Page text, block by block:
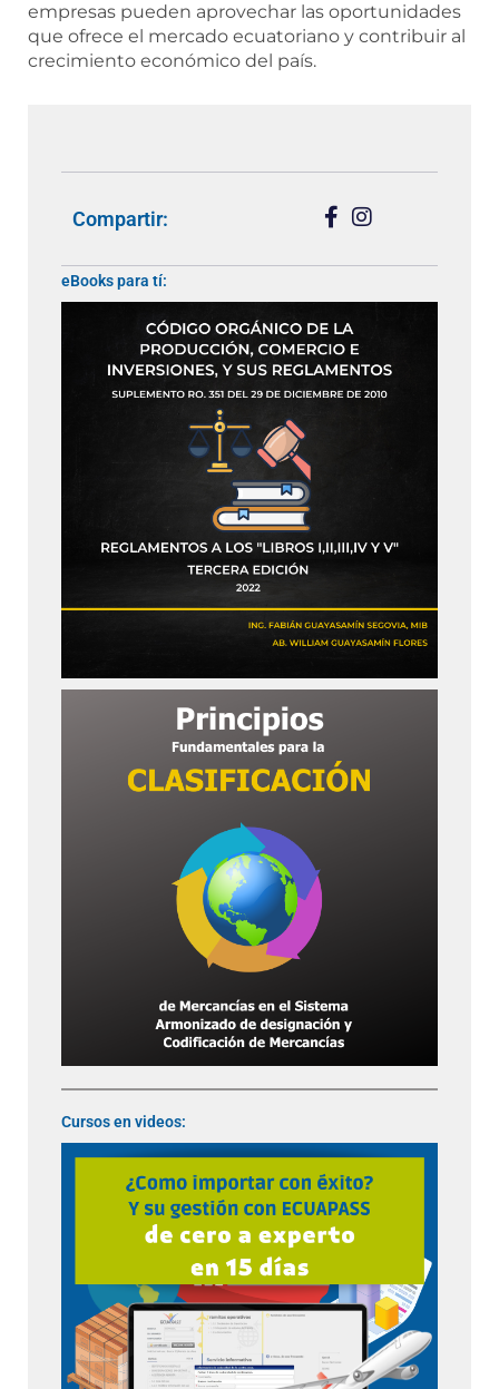
empresas pueden aprovechar las oportunidades
que ofrece el mercado ecuatoriano y contribuir al
crecimiento económico del país.
Compartir:
eBooks para tí:
Cursos en videos: